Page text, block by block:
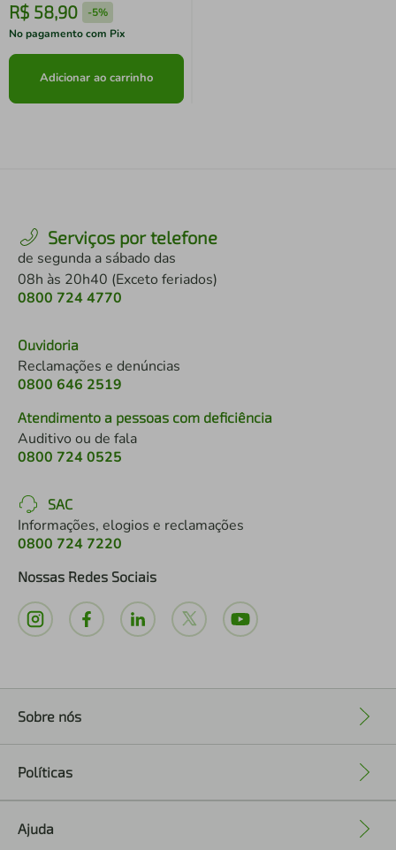
R$ 58,90 -5%
No pagamento com Pix
Adicionar ao carrinho
Serviços por telefone
de segunda a sábado das
08h às 20h40 (Exceto feriados)
0800 724 4770
Ouvidoria
Reclamações e denúncias
0800 646 2519
Atendimento a pessoas com deficiência
Auditivo ou de fala
0800 724 0525
SAC
Informações, elogios e reclamações
0800 724 7220
Nossas Redes Sociais
Sobre nós
Políticas
Ajuda